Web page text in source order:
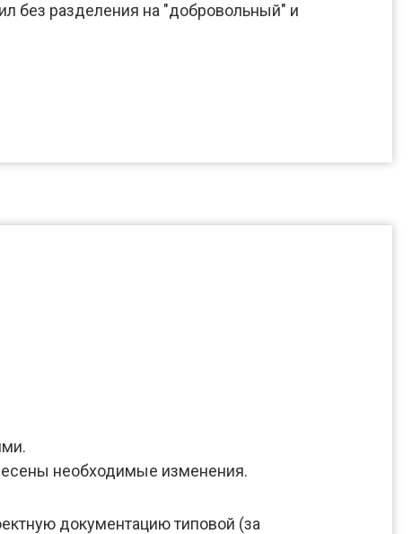
без разделения на "добровольный" и
необходимые изменения.
документацию типовой (за